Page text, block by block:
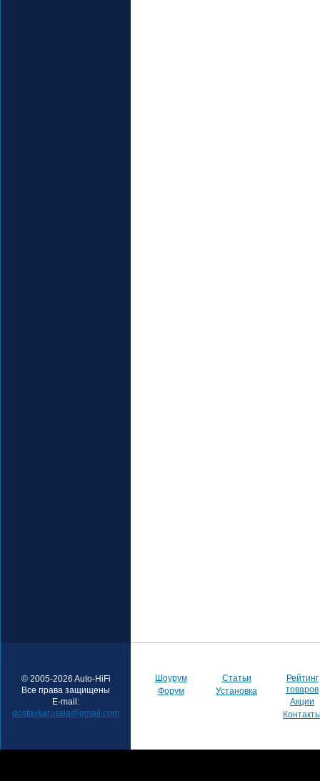
© 2005-2026 Auto-HiFi
Все права защищены
E-mail:
dostavkarussia@gmail.com
Шоурум
Форум
Статьи
Установка
Рейтинг
товаров
Акции